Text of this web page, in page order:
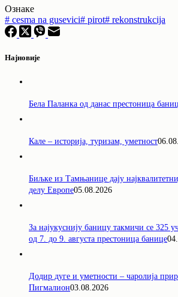
Ознаке
# cesma na gusevici# pirot# rekonstrukcija
Најновије
Бела Паланка од данас престоница
Кале – историја, туризам, уметност
Биљке из Тамњанице дају
делу Европе05.08.2026
За најукуснију баницу такмичи се 325
од 7. до 9. августа престоница банице
Додир дуге и уметности – чаролија
Пигмалион03.08.2026